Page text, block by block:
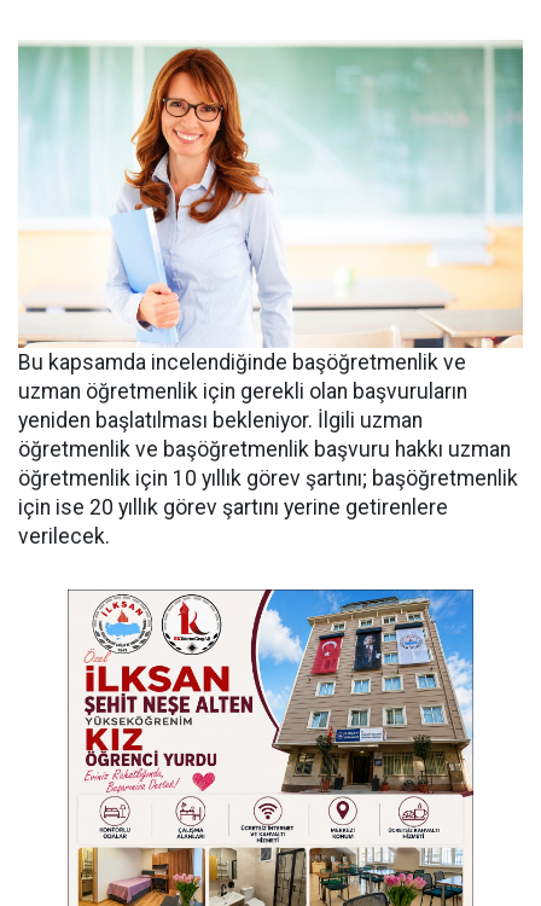
Bu kapsamda incelendiğinde başöğretmenlik ve
uzman öğretmenlik için gerekli olan başvuruların
yeniden başlatılması bekleniyor. İlgili uzman
öğretmenlik ve başöğretmenlik başvuru hakkı uzman
öğretmenlik için 10 yıllık görev şartını; başöğretmenlik
için ise 20 yıllık görev şartını yerine getirenlere
verilecek.